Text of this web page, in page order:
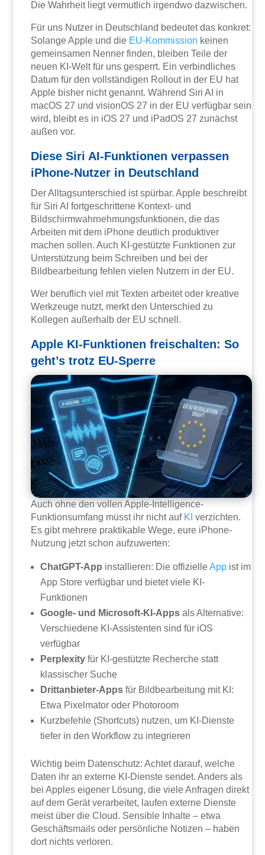
Die Wahrheit liegt vermutlich irgendwo dazwischen.
Für uns Nutzer in Deutschland bedeutet das konkret:
Solange Apple und die EU-Kommission keinen
gemeinsamen Nenner finden, bleiben Teile der
neuen KI-Welt für uns gesperrt. Ein verbindliches
Datum für den vollständigen Rollout in der EU hat
Apple bisher nicht genannt. Während Siri AI in
macOS 27 und visionOS 27 in der EU verfügbar sein
wird, bleibt es in iOS 27 und iPadOS 27 zunächst
außen vor.
Diese Siri AI-Funktionen verpassen
iPhone-Nutzer in Deutschland
Der Alltagsunterschied ist spürbar. Apple beschreibt
für Siri AI fortgeschrittene Kontext- und
Bildschirmwahrnehmungsfunktionen, die das
Arbeiten mit dem iPhone deutlich produktiver
machen sollen. Auch KI-gestützte Funktionen zur
Unterstützung beim Schreiben und bei der
Bildbearbeitung fehlen vielen Nutzern in der EU.
Wer beruflich viel mit Texten arbeitet oder kreative
Werkzeuge nutzt, merkt den Unterschied zu
Kollegen außerhalb der EU schnell.
Apple KI-Funktionen freischalten: So
geht’s trotz EU-Sperre
Auch ohne den vollen Apple-Intelligence-
Funktionsumfang müsst ihr nicht auf KI verzichten.
Es gibt mehrere praktikable Wege, eure iPhone-
Nutzung jetzt schon aufzuwerten:
ChatGPT-App installieren: Die offizielleApp ist im
App Store verfügbar und bietet viele KI-
Funktionen
Google- und Microsoft-KI-Apps als Alternative:
Verschiedene KI-Assistenten sind für iOS
verfügbar
Perplexity für KI-gestützte Recherche statt
klassischer Suche
Drittanbieter-Apps für Bildbearbeitung mit KI:
Etwa Pixelmator oder Photoroom
Kurzbefehle (Shortcuts) nutzen, um KI-Dienste
tiefer in den Workflow zu integrieren
Wichtig beim Datenschutz: Achtet darauf, welche
Daten ihr an externe KI-Dienste sendet. Anders als
bei Apples eigener Lösung, die viele Anfragen direkt
auf dem Gerät verarbeitet, laufen externe Dienste
meist über die Cloud. Sensible Inhalte – etwa
Geschäftsmails oder persönliche Notizen – haben
dort nichts verloren.